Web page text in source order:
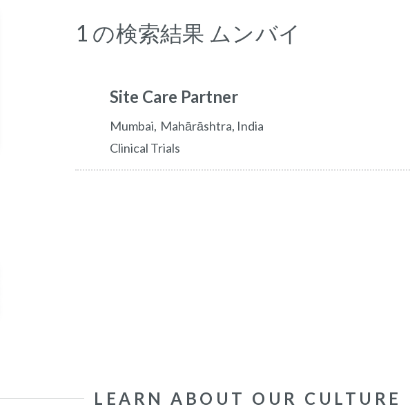
1 の検索結果 ムンバイ
Site Care Partner
mumbai Mahārāshtra, India
Clinical Trials
LEARN ABOUT OUR CULTURE